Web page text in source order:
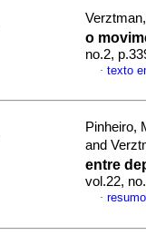
o
no.2,
· texto
Pinheiro,
and
entre
vol.22,
·